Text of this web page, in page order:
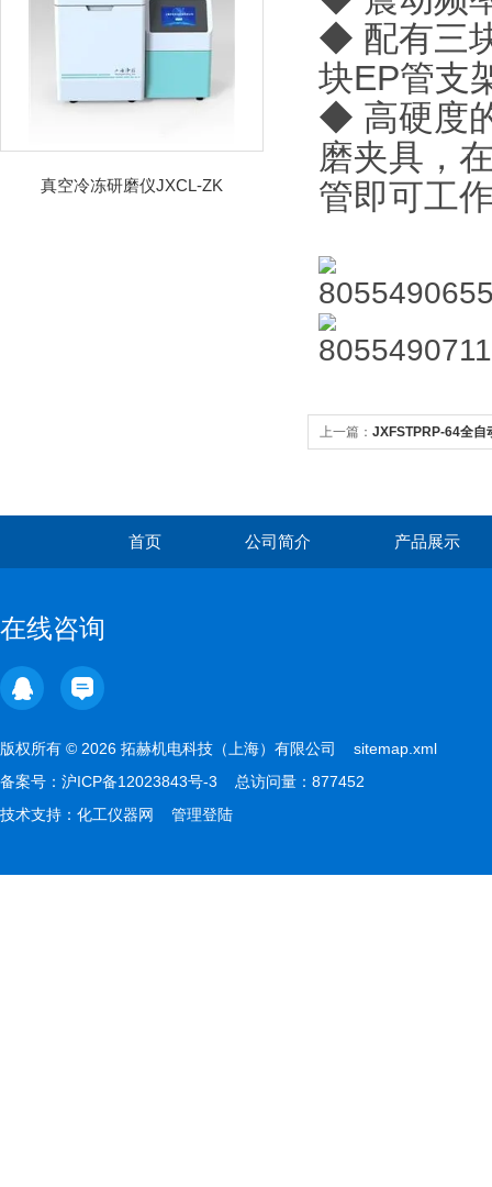
真空冷冻研磨仪JXCL-ZK
◆ 配有三
块EP管支
◆ 高硬度
磨夹具，
管即可工
上一篇： JXFSTPRP-64全自
首页 公司简介 产品展示
在线咨询
版权所有 © 2026 拓赫机电科技（上海）有限公司 sitemap.xml
备案号： 沪ICP备12023843号-3 总访问量：877452
技术支持： 化工仪器网 管理登陆